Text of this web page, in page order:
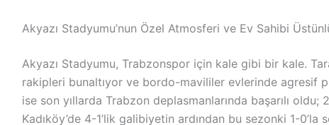
Akyazı Stadyumu’nun Özel Atmosferi ve Ev Sahibi
Akyazı Stadyumu, Trabzonspor için kale gibi bir kale.
rakipleri bunaltıyor ve bordo-mavililer evlerinde agresif
ise son yıllarda Trabzon deplasmanlarında başarılı
Kadıköy’de 4-1’lik galibiyetin ardından bu sezonki 1-0’la